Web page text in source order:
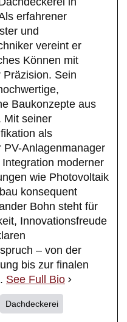
erfahrener
und
vereint er
Können mit
Präzision. Sein
Baukonzepte aus
Mit seiner
als
PV-Anlagenmanager
moderner
wie Photovoltaik
konsequent
Bohn steht für
Innovationsfreude
– von der
bis zur finalen
See Full Bio
Dachdeckerei